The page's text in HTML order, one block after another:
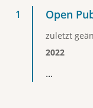
Open
zuletzt
2022
...